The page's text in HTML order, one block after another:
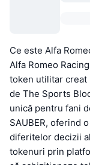
Ce este Alfa
Alfa Romeo
token utilitar creat
de The Sports
unică pentru fani
SAUBER, oferind
diferitelor decizii
tokenuri prin